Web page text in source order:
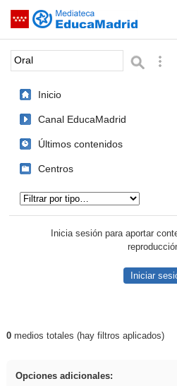
Saltar navegación
Palabra o frase:
Inicio
Canal EducaMadrid
Últimos contenidos
Centros
Inicia sesión para aportar
Iniciar
Resultados de: Oral
0medios totales (hay filtros aplicados)
Opciones adicionales: